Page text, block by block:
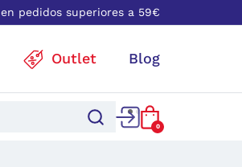
en pedidos superiores a 59€
Outlet Blog
0